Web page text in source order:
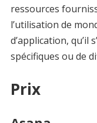
ressources
l’utilisation de
d’application, qu’il
spécifiques ou de
Prix